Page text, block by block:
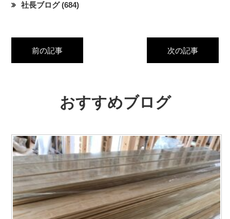
社長ブログ(684)
前の記事 次の記事
おすすめブログ